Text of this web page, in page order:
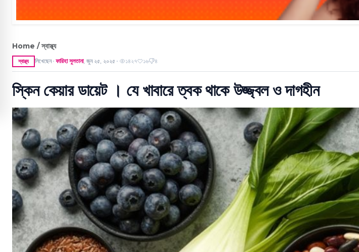
Home / স্বাস্থ্য
স্বাস্থ্য লিখেছেন ● ফারিহা সুলতানা,জুন ২৫, ২০২৫ ● ১৪২৭ ১৬ ৪
স্কিন কেয়ার ডায়েট । যে খাবারে ত্বক থাকে উজ্জ্বল ও দাগহীন